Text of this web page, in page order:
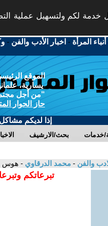
خدمة لكم ولتسهيل عملية
المرأة - اخبار الأدب والفن -
الموقع
يسارية،
"من أجل
حاز الحوار
إذا لديكم
بحث/الارشيف خدمات
والفن - محمد الدرقاوي - هوس
تبرعاتكم